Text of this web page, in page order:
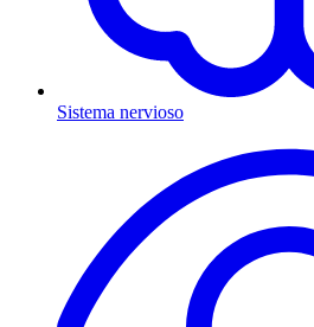
Sistema nervioso